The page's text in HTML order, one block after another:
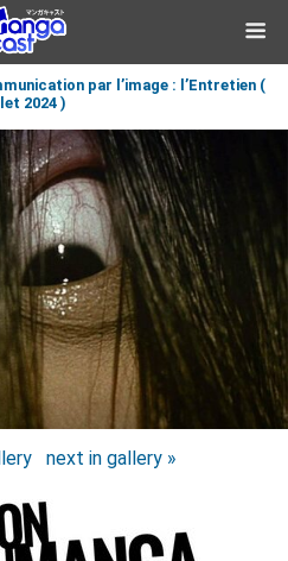
par l’image : l’Entretien (
2024 )
next in gallery »